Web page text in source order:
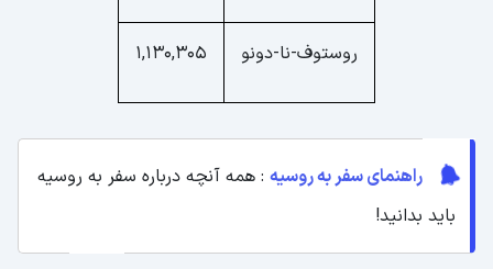
روستوف-نا-دونو 1,130,305
راهنمای سفر به روسیه : همه آنچه درباره سفر به روسیه
باید بدانید!